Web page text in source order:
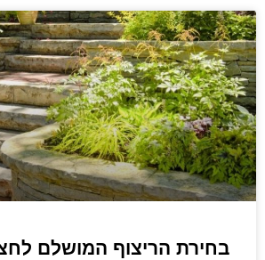
בחירת הריצוף המושלם